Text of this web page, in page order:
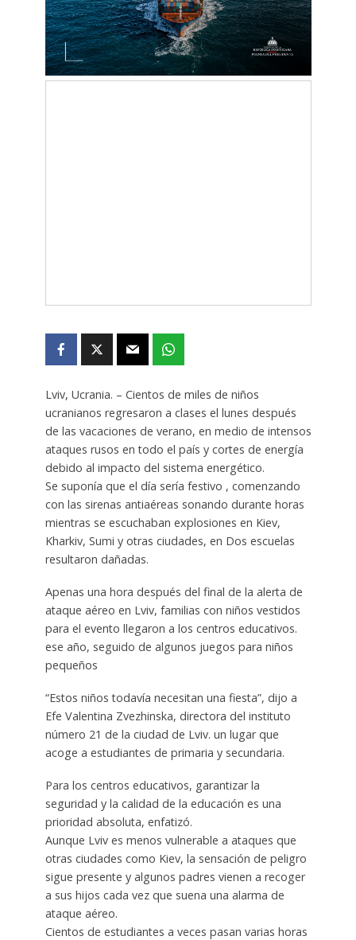
Lviv, Ucrania. – Cientos de miles de niños
ucranianos regresaron a clases el lunes después
de las vacaciones de verano, en medio de intensos
ataques rusos en todo el país y cortes de energía
debido al impacto del sistema energético.
Se suponía que el día sería festivo , comenzando
con las sirenas antiaéreas sonando durante horas
mientras se escuchaban explosiones en Kiev,
Kharkiv, Sumi y otras ciudades, en Dos escuelas
resultaron dañadas.
Apenas una hora después del final de la alerta de
ataque aéreo en Lviv, familias con niños vestidos
para el evento llegaron a los centros educativos.
ese año, seguido de algunos juegos para niños
pequeños
“Estos niños todavía necesitan una fiesta”, dijo a
Efe Valentina Zvezhinska, directora del instituto
número 21 de la ciudad de Lviv. un lugar que
acoge a estudiantes de primaria y secundaria.
Para los centros educativos, garantizar la
seguridad y la calidad de la educación es una
prioridad absoluta, enfatizó.
Aunque Lviv es menos vulnerable a ataques que
otras ciudades como Kiev, la sensación de peligro
sigue presente y algunos padres vienen a recoger
a sus hijos cada vez que suena una alarma de
ataque aéreo.
Cientos de estudiantes a veces pasan varias horas